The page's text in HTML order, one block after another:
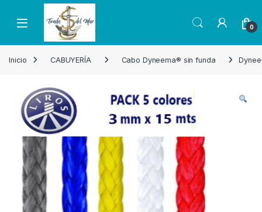
Skip to navigation
Skip to content
Open 0
Inicio CABUYERÍA Cabo Dyneema® sin funda